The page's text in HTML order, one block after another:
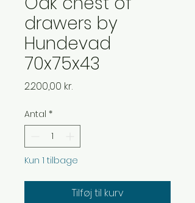
drawers by
Hundevad
70x75x43
2.200,00 kr.Pris
Antal *
Kun 1 tilbage
Tilføj til kurv